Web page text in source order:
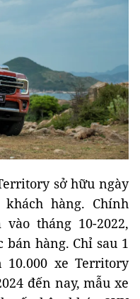
sở hữu ngày
hàng. Chính
tháng 10-2022,
hàng. Chỉ sau 1
xe Territory
đến nay, mẫu xe